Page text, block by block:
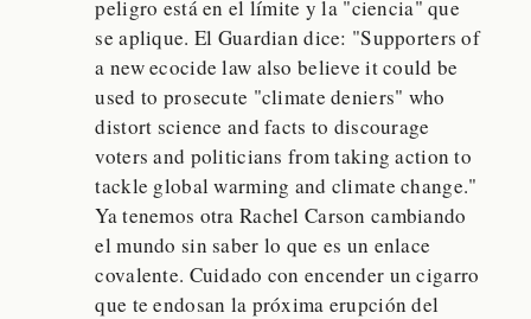
peligro está en el límite y la "ciencia" que
se aplique. El Guardian dice: "Supporters of
a new ecocide law also believe it could be
used to prosecute "climate deniers" who
distort science and facts to discourage
voters and politicians from taking action to
tackle global warming and climate change."
Ya tenemos otra Rachel Carson cambiando
el mundo sin saber lo que es un enlace
covalente. Cuidado con encender un cigarro
que te endosan la próxima erupción del